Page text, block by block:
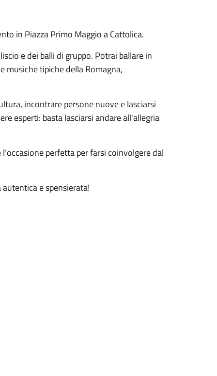
in Piazza Primo Maggio a Cattolica.
e dei balli di gruppo. Potrai ballare in
musiche tipiche della Romagna,
incontrare persone nuove e lasciarsi
esperti: basta lasciarsi andare all'allegria
perfetta per farsi coinvolgere dal
e spensierata!